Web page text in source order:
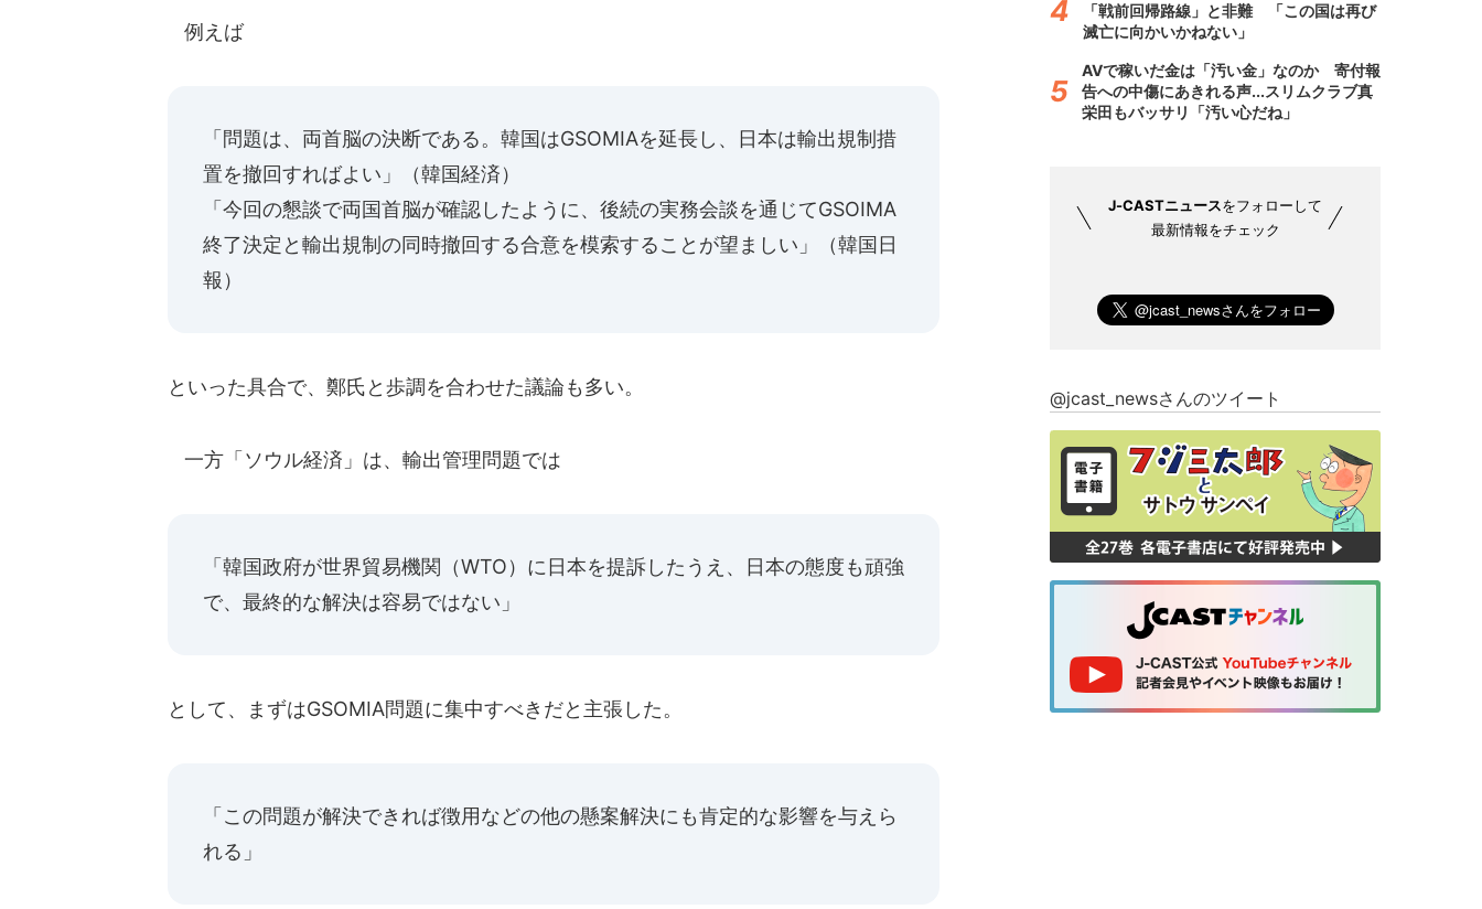
例えば
「問題は、両首脳の決断である。韓国はGSOMIAを延長し、日本は輸出規制措
置を撤回すればよい」（韓国経済）
「今回の懇談で両国首脳が確認したように、後続の実務会談を通じてGSOIMA
終了決定と輸出規制の同時撤回する合意を模索することが望ましい」（韓国日
報）
といった具合で、鄭氏と歩調を合わせた議論も多い。
一方「ソウル経済」は、輸出管理問題では
「韓国政府が世界貿易機関（WTO）に日本を提訴したうえ、日本の態度も頑強
で、最終的な解決は容易ではない」
として、まずはGSOMIA問題に集中すべきだと主張した。
「この問題が解決できれば徴用などの他の懸案解決にも肯定的な影響を与えら
れる」
「戦前回帰路線」と非難 「この国は再び
滅亡に向かいかねない」
AVで稼いだ金は「汚い金」なのか 寄付報
告への中傷にあきれる声...スリムクラブ真
栄田もバッサリ「汚い心だね」
J-CASTニュースをフォローして
最新情報をチェック
@jcast_newsさんのツイート